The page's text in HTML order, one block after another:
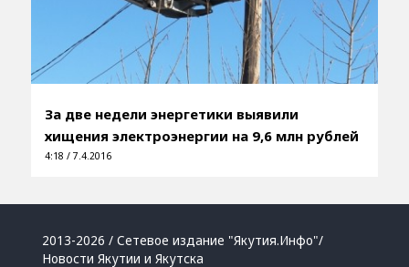
За две недели энергетики выявили
хищения электроэнергии на 9,6 млн рублей
4:18 / 7.4.2016
2013-2026 / Сетевое издание "Якутия.Инфо"/
Новости Якутии и Якутска